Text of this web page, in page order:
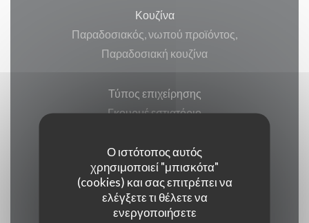
Ο ιστότοπος αυτός
χρησιμοποιεί "μπισκότα"
(cookies) και σας επιτρέπει να
ελέγξετε τι θέλετε να
ενεργοποιήσετε
Κουζίνα
Παραδοσιακός, νωπού προϊόντος,
Παραδοσιακή κουζίνα
Τύπος επιχείρησης
Γκουρμέ εστιατόριο
Υπηρεσίες
Βεράντα, Wi-fi, Κλιματισμός, ,
Απενεργοποιημένη πρόσβαση